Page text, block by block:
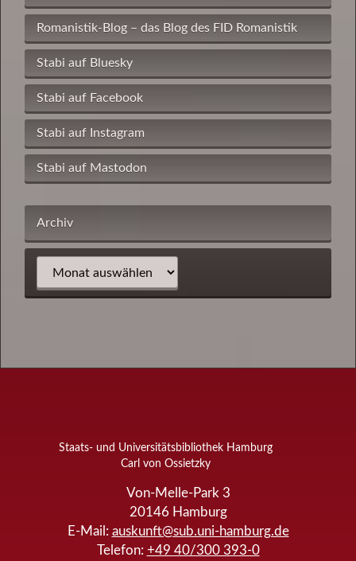
Romanistik-Blog – das Blog des FID Romanistik
Stabi auf Bluesky
Stabi auf Facebook
Stabi auf Instagram
Stabi auf Mastodon
Archiv
Staats- und Universitätsbibliothek Hamburg
Carl von Ossietzky
Von-Melle-Park 3
20146 Hamburg
E-Mail: auskunft@sub.uni-hamburg.de
Telefon: +49 40/300 393-0